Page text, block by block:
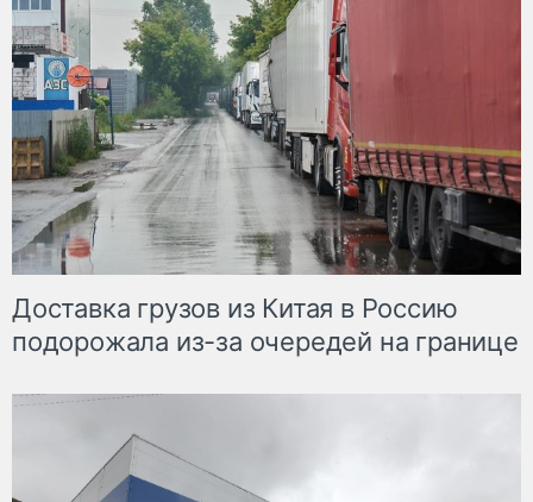
Доставка грузов из Китая в Россию
подорожала из-за очередей на границе